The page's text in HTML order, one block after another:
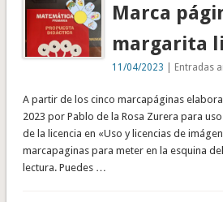
Marca
margarita
11/04/2023 | Entradas
A partir de los cinco marcapáginas
2023 por Pablo de la Rosa Zurera para
de la licencia en «Uso y licencias de
marcapaginas para meter en la esquina
lectura. Puedes …